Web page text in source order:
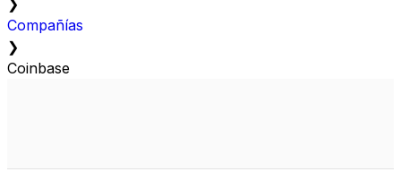
❯
Compañías
❯
Coinbase